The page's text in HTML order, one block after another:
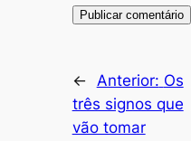
← Anterior: Os
três signos que
vão tomar